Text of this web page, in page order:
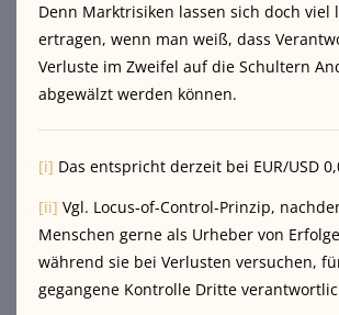
Denn Marktrisiken lassen sich doch viel
ertragen, wenn man weiß, dass
Verluste im Zweifel auf die Schultern
abgewälzt werden können.
[i] Das entspricht derzeit bei EUR/USD
[ii] Vgl. Locus-of-Control-Prinzip,
Menschen gerne als Urheber von
während sie bei Verlusten versuchen,
gegangene Kontrolle Dritte